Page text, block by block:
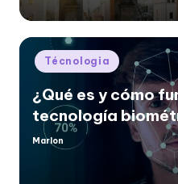
Posted
in
Técnologia
¿Qué es y cómo
tecnología
Posted
Marlon